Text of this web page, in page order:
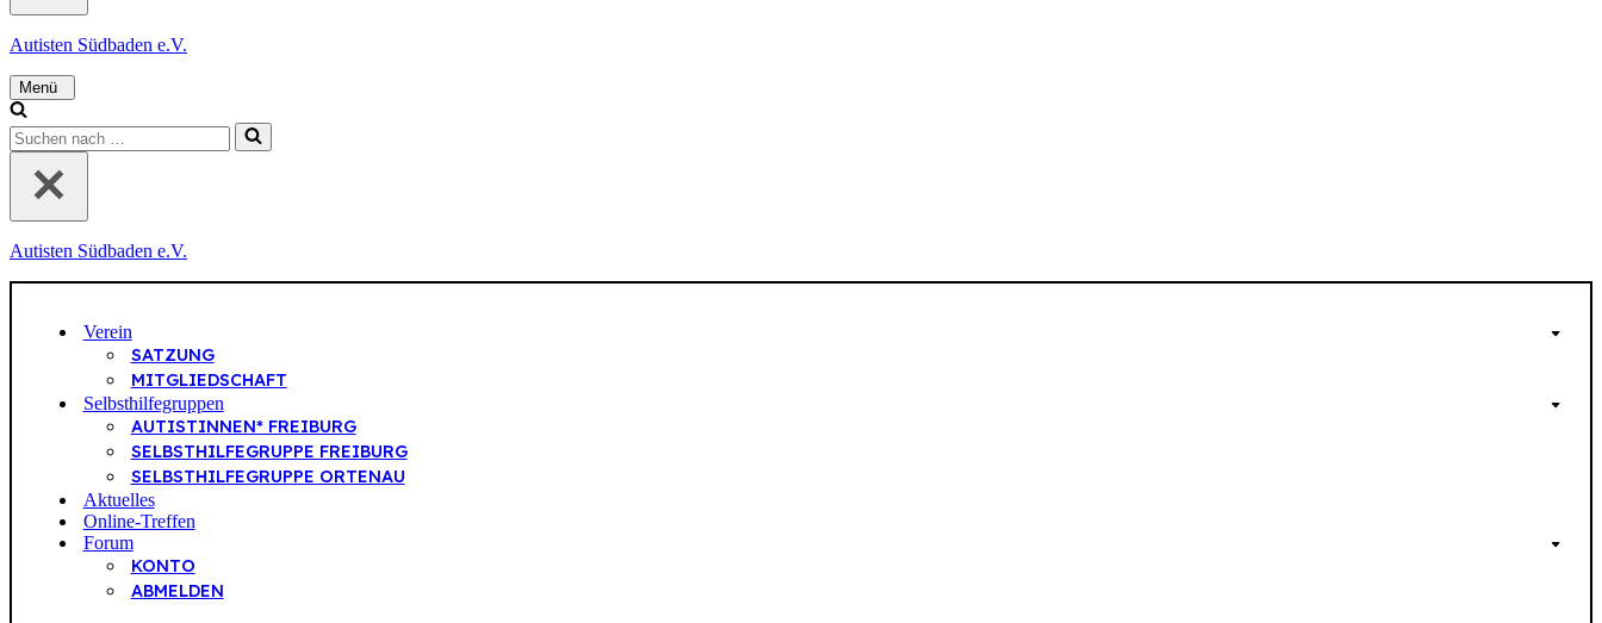
e
n
a
c
h
…
Autisten Südbaden e.V.
N
a
v
i
g
a
o
n
s
S
u
e
n
a
Autisten Südbaden e.V.
Verein
SATZUNG
MITGLIEDSCHAFT
Selbsthilfegruppen
AUTISTINNEN* FREIBURG
SELBSTHILFEGRUPPE FREIBURG
SELBSTHILFEGRUPPE ORTENAU
Aktuelles
Online-Treffen
Forum
KONTO
ABMELDEN